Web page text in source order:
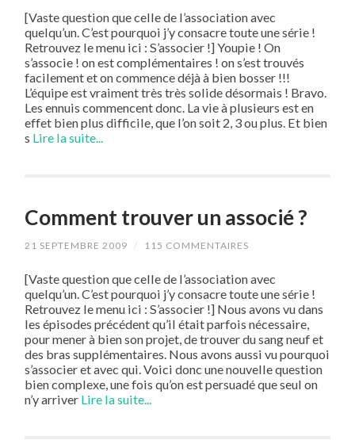
[Vaste question que celle de l’association avec
quelqu’un. C’est pourquoi j’y consacre toute une série !
Retrouvez le menu ici : S’associer !] Youpie ! On
s’associe ! on est complémentaires ! on s’est trouvés
facilement et on commence déjà à bien bosser !!!
L’équipe est vraiment très très solide désormais ! Bravo.
Les ennuis commencent donc. La vie à plusieurs est en
effet bien plus difficile, que l’on soit 2, 3 ou plus. Et bien
s Lire la suite...
Comment trouver un associé ?
21 SEPTEMBRE 2009 / 115 COMMENTAIRES
[Vaste question que celle de l’association avec
quelqu’un. C’est pourquoi j’y consacre toute une série !
Retrouvez le menu ici : S’associer !] Nous avons vu dans
les épisodes précédent qu’il était parfois nécessaire,
pour mener à bien son projet, de trouver du sang neuf et
des bras supplémentaires. Nous avons aussi vu pourquoi
s’associer et avec qui. Voici donc une nouvelle question
bien complexe, une fois qu’on est persuadé que seul on
n’y arriver Lire la suite...